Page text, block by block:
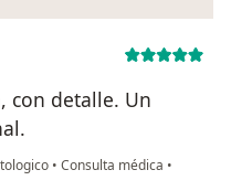
con detalle. Un
• Consulta médica •